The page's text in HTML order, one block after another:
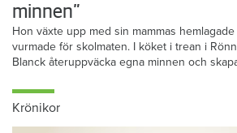
minnen”
Hon växte upp med sin mammas
vurmade för skolmaten. I köket i trean i
Blanck återuppväcka egna minnen och
Krönikor